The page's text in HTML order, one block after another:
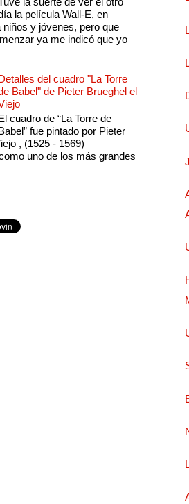
la película Wall-E, en
niños y jóvenes, pero que
ya me indicó que yo
del cuadro "La Torre
Babel" de Pieter Brueghel el
cuadro de “La Torre de
fue pintado por Pieter
, (1525 - 1569)
uno de los más grandes